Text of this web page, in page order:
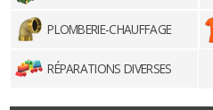
PLOMBERIE-CHAUFFAGE
RÉPARATIONS DIVERSES